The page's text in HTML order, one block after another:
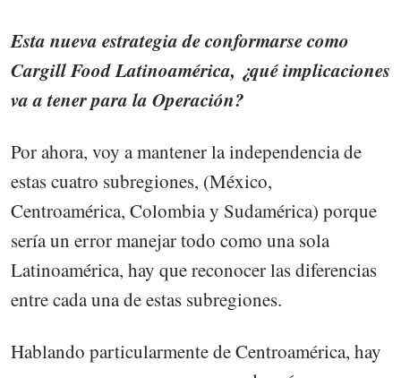
Esta nueva estrategia de conformarse como
Cargill Food Latinoamérica, ¿qué implicaciones
va a tener para la Operación?
Por ahora, voy a mantener la independencia de
estas cuatro subregiones, (México,
Centroamérica, Colombia y Sudamérica) porque
sería un error manejar todo como una sola
Latinoamérica, hay que reconocer las diferencias
entre cada una de estas subregiones.
Hablando particularmente de Centroamérica, hay